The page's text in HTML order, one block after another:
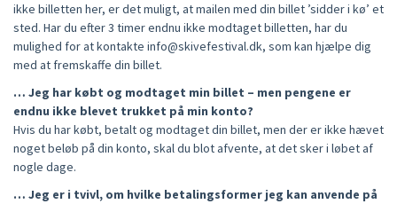
ikke billetten her, er det muligt, at mailen med din billet ’sidder i kø’ et
sted. Har du efter 3 timer endnu ikke modtaget billetten, har du
mulighed for at kontakte info@skivefestival.dk, som kan hjælpe dig
med at fremskaffe din billet.
… Jeg har købt og modtaget min billet – men pengene er
endnu ikke blevet trukket på min konto?
Hvis du har købt, betalt og modtaget din billet, men der er ikke hævet
noget beløb på din konto, skal du blot afvente, at det sker i løbet af
nogle dage.
… Jeg er i tvivl, om hvilke betalingsformer jeg kan anvende på